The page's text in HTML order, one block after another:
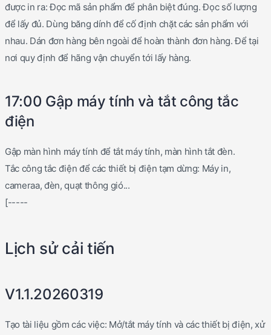
được in ra: Đọc mã sản phẩm để phân biệt đúng. Đọc số lượng
để lấy đủ. Dùng băng dính để cố định chặt các sản phẩm với
nhau. Dán đơn hàng bên ngoài để hoàn thành đơn hàng. Để tại
nơi quy định để hãng vận chuyển tới lấy hàng.
17:00 Gập máy tính và tắt công tắc
điện
Gập màn hình máy tính để tắt máy tính, màn hình tắt đèn.
Tắc công tắc điện để các thiết bị điện tạm dừng: Máy in,
cameraa, đèn, quạt thông gió...
[-----
Lịch sử cải tiến
V1.1.20260319
Tạo tài liệu gồm các việc: Mở/tắt máy tính và các thiết bị điện, xử